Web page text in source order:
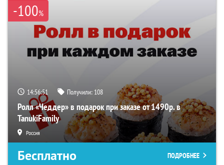
-100%
14:56:51 Получили: 108
Ролл «Чеддер» в подарок при заказе от 1490р. в
TanukiFamily
Россия
Бесплатно ПОДРОБНЕЕ